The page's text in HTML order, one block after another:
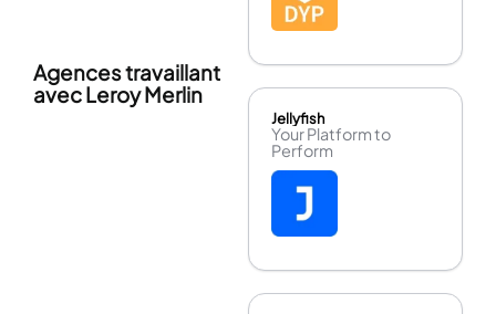
Agences travaillant
avec Leroy Merlin
Jellyfish
Your Platform to
Perform